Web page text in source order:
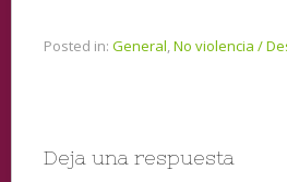
Posted in: General,No violencia /
Deja una respuesta